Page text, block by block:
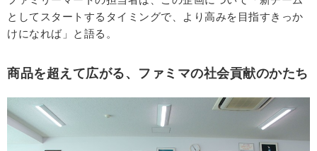
としてスタートするタイミングで、より高みを目指すきっか
けになれば」と語る。
商品を超えて広がる、ファミマの社会貢献のかたち